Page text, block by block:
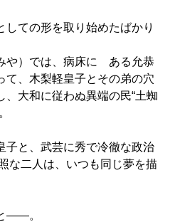
ての形を取り始めたばかり
や）では、病床に ある允恭
て、木梨軽皇子とその弟の穴
大和に従わぬ異端の民“土蜘
子と、武芸に秀で冷徹な政治
な二人は、いつも同じ夢を描
――。